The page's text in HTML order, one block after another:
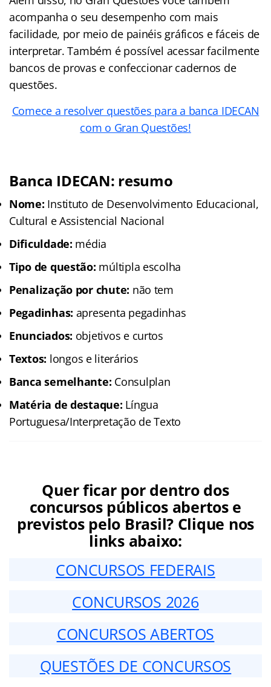
acompanha o seu desempenho com mais
facilidade, por meio de painéis gráficos e fáceis de
interpretar. Também é possível acessar facilmente
bancos de provas e confeccionar cadernos de
questões.
Comece a resolver questões para a banca IDECAN
com o Gran Questões!
Banca IDECAN: resumo
Nome: Instituto de Desenvolvimento Educacional,
Cultural e Assistencial Nacional
Dificuldade: média
Tipo de questão: múltipla escolha
Penalização por chute: não tem
Pegadinhas: apresenta pegadinhas
Enunciados: objetivos e curtos
Textos: longos e literários
Banca semelhante: Consulplan
Matéria de destaque: Língua
Portuguesa/Interpretação de Texto
Quer ficar por dentro dos
concursos públicos abertos e
previstos pelo Brasil? Clique nos
links abaixo:
CONCURSOS FEDERAIS
CONCURSOS 2026
CONCURSOS ABERTOS
QUESTÕES DE CONCURSOS